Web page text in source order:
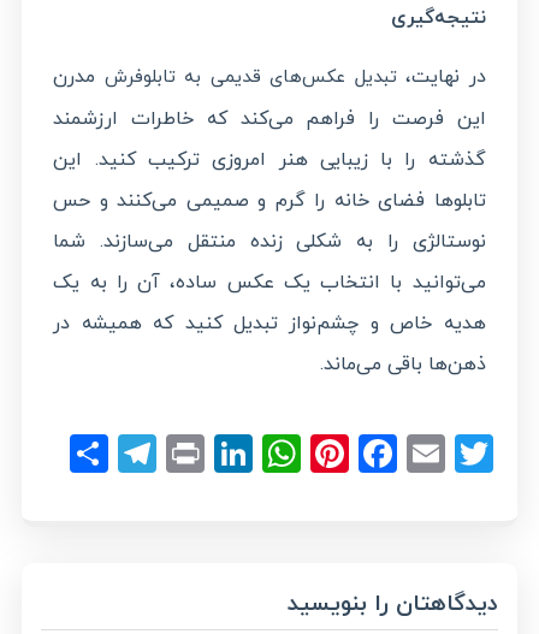
نتیجه‌گیری
در نهایت،تبدیل عکس‌های قدیمی به تابلوفرش مدرن
این فرصت را فراهم می‌کند که خاطرات ارزشمند
گذشته را با زیبایی هنر امروزی ترکیب کنید. این
تابلوها فضای خانه را گرم و صمیمی می‌کنند و حس
نوستالژی را به شکلی زنده منتقل می‌سازند. شما
می‌توانید با انتخاب یک عکس ساده، آن را به یک
هدیه خاص و چشم‌نواز تبدیل کنید که همیشه در
ذهن‌ها باقی می‌ماند.
Twitter
Email
Facebook
Pinterest
WhatsApp
LinkedIn
Print
دیدگاهتان را بنویسید